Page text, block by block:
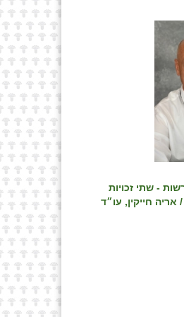
- שתי זכויות
חייקין, עו״ד